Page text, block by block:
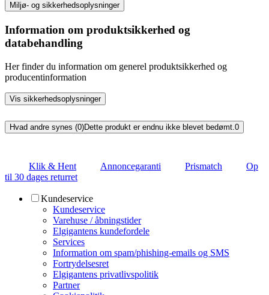
Miljø- og sikkerhedsoplysninger
Information om produktsikkerhed og
databehandling
Her finder du information om generel produktsikkerhed og
producentinformation
Vis sikkerhedsoplysninger
Hvad andre synes (0)Dette produkt er endnu ikke blevet bedømt. 0
Klik & Hent Annoncegaranti Prismatch
Op
til 30 dages returret
Kundeservice
Kundeservice
Varehuse / åbningstider
Elgigantens kundefordele
Services
Information om spam/phishing-emails og SMS
Fortrydelsesret
Elgigantens privatlivspolitik
Partner